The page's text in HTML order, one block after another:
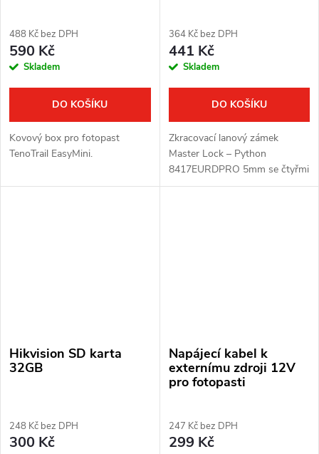
488 Kč bez DPH
590 Kč
Skladem
DO KOŠÍKU
Kovový box pro fotopast
TenoTrail EasyMini.
364 Kč bez DPH
441 Kč
Skladem
DO KOŠÍKU
Zkracovací lanový zámek
Master Lock – Python
8417EURDPRO 5mm se čtyřmi
klíči. Široký rozsah použití a
Hikvision SD karta
32GB
248 Kč bez DPH
300 Kč
Napájecí kabel k
externímu zdroji 12V
pro fotopasti
247 Kč bez DPH
299 Kč